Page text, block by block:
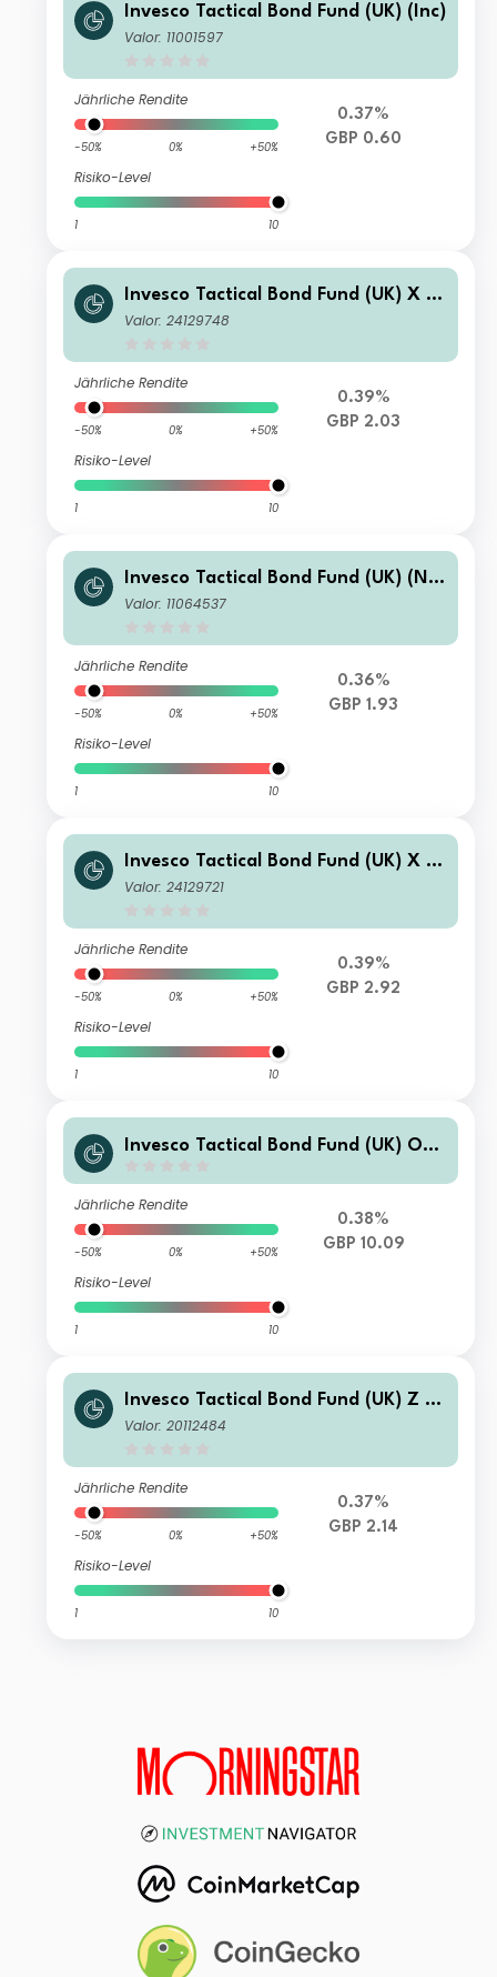
Invesco Tactical Bond Fund (UK) (Inc)
Valor: 11001597
Jährliche Rendite
-50% 0% +50%
Risiko-Level
1 10
0.37%
GBP 0.60
Invesco Tactical Bond Fund (UK) X (I
nc)
Valor: 24129748
Jährliche Rendite
-50% 0% +50%
Risiko-Level
1 10
0.39%
GBP 2.03
Invesco Tactical Bond Fund (UK) (No
Trail) (Acc)
Valor: 11064537
Jährliche Rendite
-50% 0% +50%
Risiko-Level
1 10
0.36%
GBP 1.93
Invesco Tactical Bond Fund (UK) X (A
cc)
Valor: 24129721
Jährliche Rendite
-50% 0% +50%
Risiko-Level
1 10
0.39%
GBP 2.92
Invesco Tactical Bond Fund (UK) O
Jährliche Rendite
-50% 0% +50%
Risiko-Level
1 10
0.38%
GBP 10.09
Invesco Tactical Bond Fund (UK) Z (I
nc)
Valor: 20112484
Jährliche Rendite
-50% 0% +50%
Risiko-Level
1 10
0.37%
GBP 2.14